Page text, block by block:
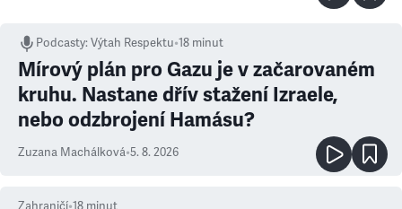
Podcasty:Výtah Respektu•18 minut
Mírový plán pro Gazu je v začarovaném
kruhu. Nastane dřív stažení Izraele,
nebo odzbrojení Hamásu?
Zuzana Machálková•5. 8. 2026
Zahraničí•18 minut